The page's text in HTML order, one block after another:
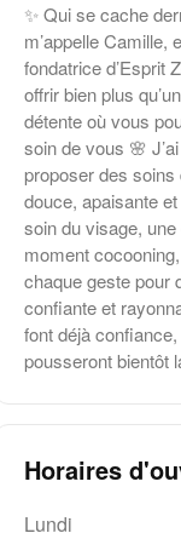
✨ Qui se cache
m’appelle Camille,
fondatrice d’Esprit
offrir bien plus
détente où vous
soin de vous 🌸
proposer des soins
douce, apaisante
soin du visage,
moment
chaque geste pour
confiante et
font déjà
pousseront bientôt
Horaires
Lundi